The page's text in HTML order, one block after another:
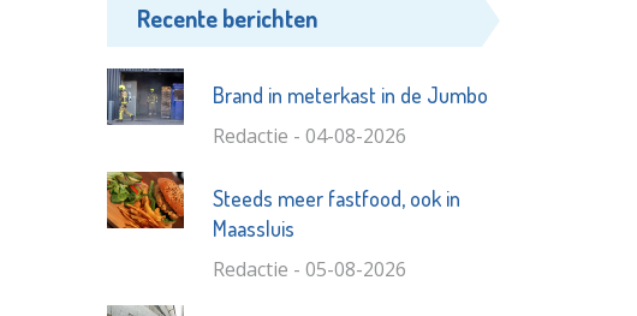
Recente berichten
Brand in meterkast in de Jumbo
Redactie - 04-08-2026
Steeds meer fastfood, ook in
Maassluis
Redactie - 05-08-2026